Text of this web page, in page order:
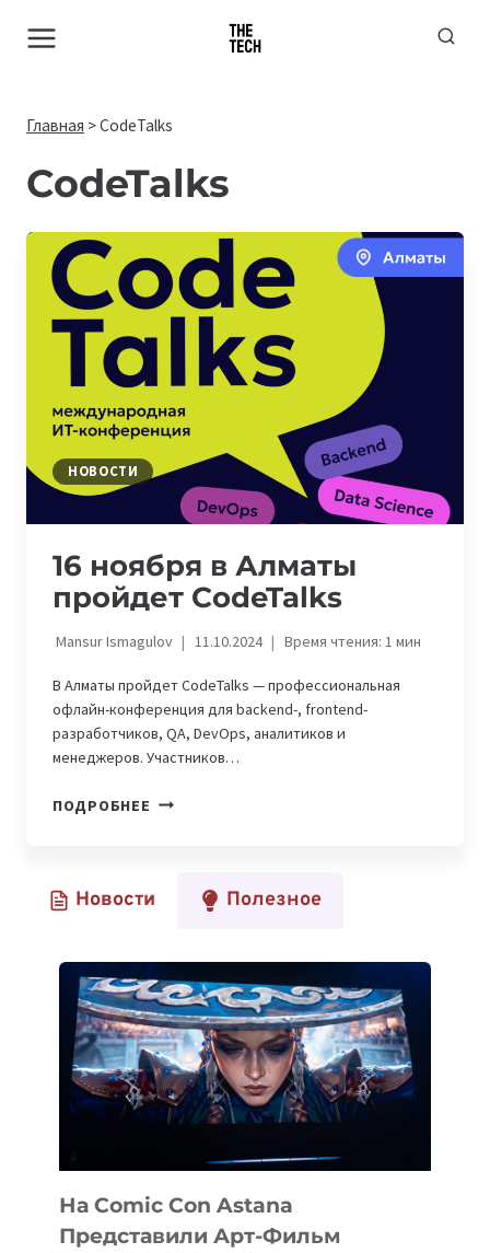
Главная >CodeTalks
CodeTalks
НОВОСТИ
16 ноября в Алматы
пройдет CodeTalks
Mansur Ismagulov 11.10.2024 Время чтения: 1мин
В Алматы пройдет CodeTalks — профессиональная
офлайн-конференция для backend-, frontend-
разработчиков, QA, DevOps, аналитиков и
менеджеров. Участников…
ПОДРОБНЕЕ 16
ПРОЙДЕТ
Новости Полезное
На Comic Con Astana
Представили Арт-Фильм